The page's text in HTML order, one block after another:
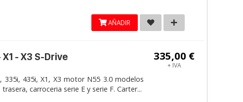
AÑADIR
335,00 €
+ IVA
- X3 S-Drive
435i, X1, X3 motor N55 3.0 modelos
carroceria serie E y serie F. Carter...